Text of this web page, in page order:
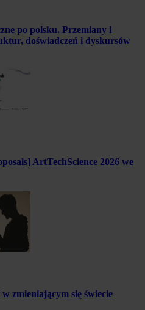
po polsku. Przemiany i
doświadczeń i dyskursów
ArtTechScience 2026 we
w zmieniającym się świecie